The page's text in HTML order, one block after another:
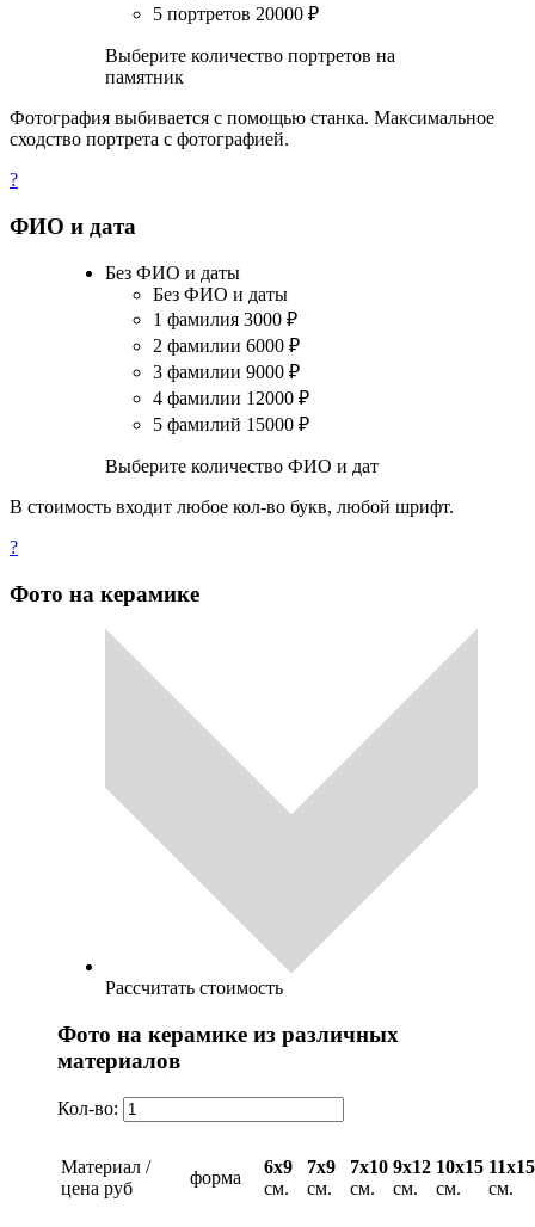
5 портретов 20000 ₽
Выберите количество портретов на
памятник
Фотография выбивается с помощью станка. Максимальное
сходство портрета с фотографией.
?
ФИО и дата
Без ФИО и даты
Без ФИО и даты
1 фамилия 3000 ₽
2 фамилии 6000 ₽
3 фамилии 9000 ₽
4 фамилии 12000 ₽
5 фамилий 15000 ₽
Выберите количество ФИО и дат
В стоимость входит любое кол-во букв, любой шрифт.
?
Фото на керамике
Рассчитать стоимость
Фото на керамике из различных
материалов
Кол-во:
Материал /
цена руб
форма
6х9
см.
7х9
см.
7х10
см.
9х12
см.
10х15
см.
11х15
см.